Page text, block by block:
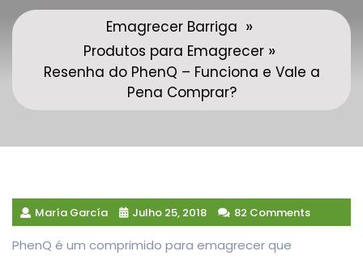
Emagrecer Barriga »
Produtos para Emagrecer »
Resenha do PhenQ – Funciona e Vale a
Pena Comprar?
María García Julho 25, 2018 82 Comments
PhenQ é um comprimido para emagrecer que